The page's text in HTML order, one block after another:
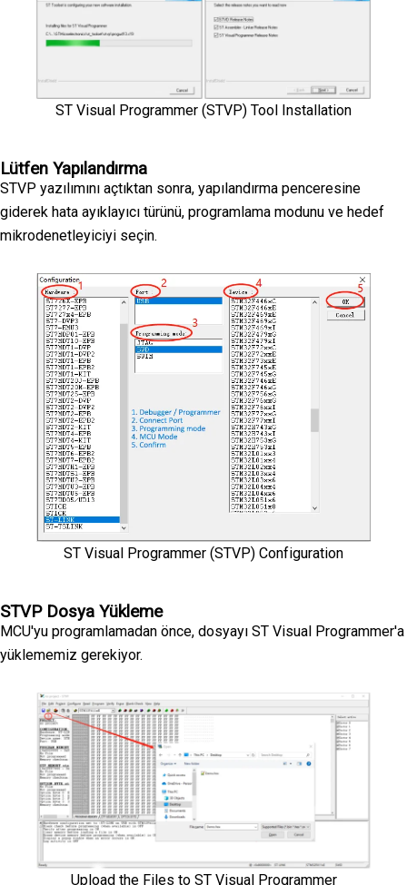
ST Visual Programmer (STVP) Tool Installation
Lütfen Yapılandırma
STVP yazılımını açtıktan sonra, yapılandırma penceresine
giderek hata ayıklayıcı türünü, programlama modunu ve hedef
mikrodenetleyiciyi seçin.
ST Visual Programmer (STVP) Configuration
STVP Dosya Yükleme
MCU'yu programlamadan önce, dosyayı ST Visual Programmer'a
yüklememiz gerekiyor.
Upload the Files to ST Visual Programmer